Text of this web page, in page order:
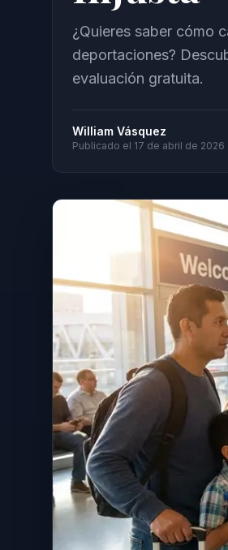
¿Quieres saber cómo
deportaciones?
evaluación gratuita.
William Vásquez
Publicado el 17 de abril de 2026